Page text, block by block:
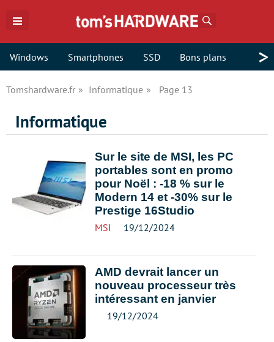
Windows Smartphones SSD Bons plans >
Tomshardware.fr Informatique Page 13
Informatique
Sur le site de MSI, les PC
portables sont en promo
pour Noël : -18 % sur le
Modern 14 et -30% sur le
Prestige 16Studio
MSI 19/12/2024
AMD devrait lancer un
nouveau processeur très
intéressant en janvier
19/12/2024